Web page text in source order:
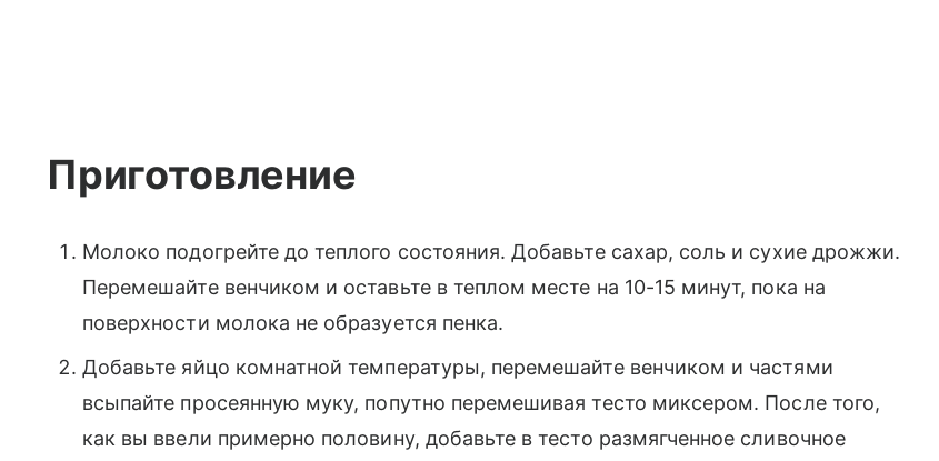
Приготовление
Молоко подогрейте до теплого состояния. Добавьте сахар, соль и сухие дрожжи.
Перемешайте венчиком и оставьте в теплом месте на 10-15 минут, пока на
поверхности молока не образуется пенка.
Добавьте яйцо комнатной температуры, перемешайте венчиком и частями
всыпайте просеянную муку, попутно перемешивая тесто миксером. После того,
как вы ввели примерно половину, добавьте в тесто размягченное сливочное